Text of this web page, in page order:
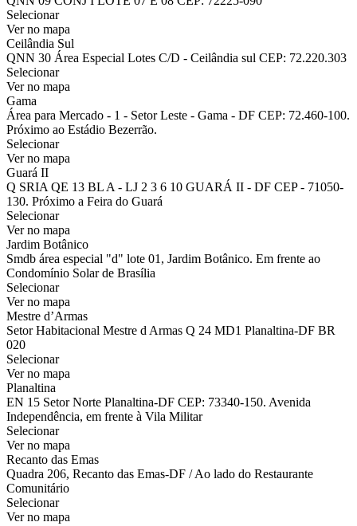
Selecionar
Ver no mapa
Ceilândia Sul
QNN 30 Área Especial Lotes C/D - Ceilândia sul CEP: 72.220.303
Selecionar
Ver no mapa
Gama
Área para Mercado - 1 - Setor Leste - Gama - DF CEP: 72.460-100.
Próximo ao Estádio Bezerrão.
Selecionar
Ver no mapa
Guará II
Q SRIA QE 13 BL A - LJ 2 3 6 10 GUARÁ II - DF CEP - 71050-
130. Próximo a Feira do Guará
Selecionar
Ver no mapa
Jardim Botânico
Smdb área especial "d" lote 01, Jardim Botânico. Em frente ao
Condomínio Solar de Brasília
Selecionar
Ver no mapa
Mestre d’Armas
Setor Habitacional Mestre d Armas Q 24 MD1 Planaltina-DF BR
020
Selecionar
Ver no mapa
Planaltina
EN 15 Setor Norte Planaltina-DF CEP: 73340-150. Avenida
Independência, em frente à Vila Militar
Selecionar
Ver no mapa
Recanto das Emas
Quadra 206, Recanto das Emas-DF / Ao lado do Restaurante
Comunitário
Selecionar
Ver no mapa